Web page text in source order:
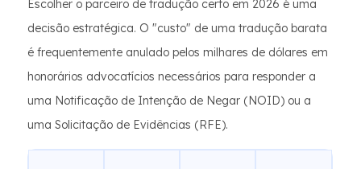
Escolher o parceiro de tradução certo em 2026 é uma
decisão estratégica. O "custo" de uma tradução barata
é frequentemente anulado pelos milhares de dólares em
honorários advocatícios necessários para responder a
uma Notificação de Intenção de Negar (NOID) ou a
uma Solicitação de Evidências (RFE).